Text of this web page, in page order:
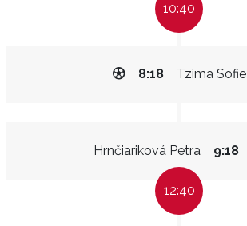
10:40
Tzima Sofie
8:18
Hrnčiariková Petra 9:18
12:40